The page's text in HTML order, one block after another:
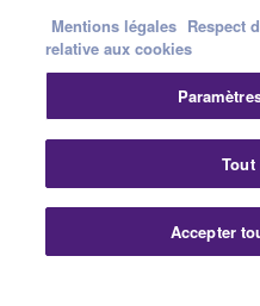
Nous
Respect de la vie
©
Mentions légales Respect
relative aux cookies
Tout
Accepter